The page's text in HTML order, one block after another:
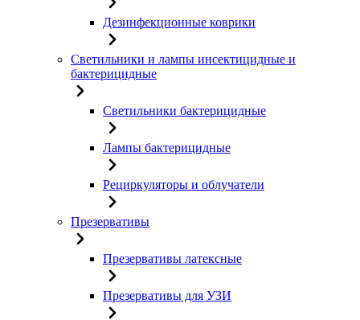
Дезинфекционные коврики
Светильники и лампы инсектицидные и
бактерицидные
Светильники бактерицидные
Лампы бактерицидные
Рециркуляторы и облучатели
Презервативы
Презервативы латексные
Презервативы для УЗИ